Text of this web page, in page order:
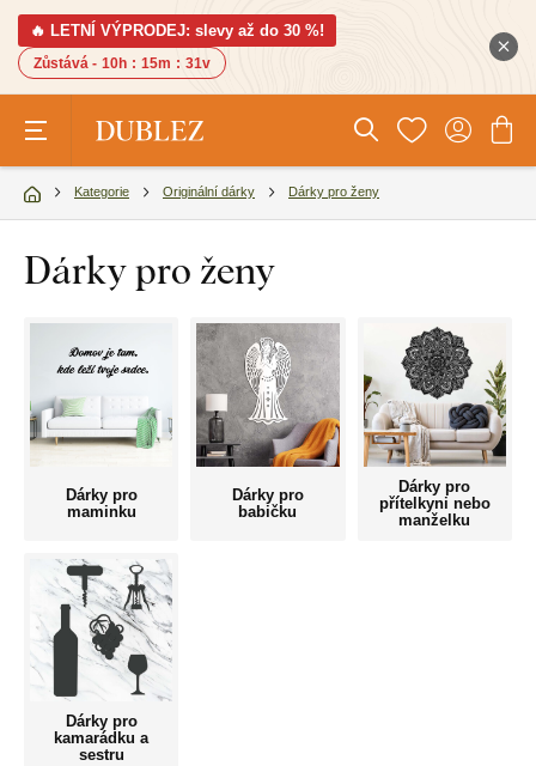
🔥 LETNÍ VÝPRODEJ: slevy až do 30 %!
Zůstává - 10h : 15m : 30v
Kategorie Originální dárky Dárky pro ženy
Dárky pro ženy
Dárky pro
maminku
Dárky pro
babičku
Dárky pro
přítelkyni nebo
manželku
Dárky pro
kamarádku a
sestru